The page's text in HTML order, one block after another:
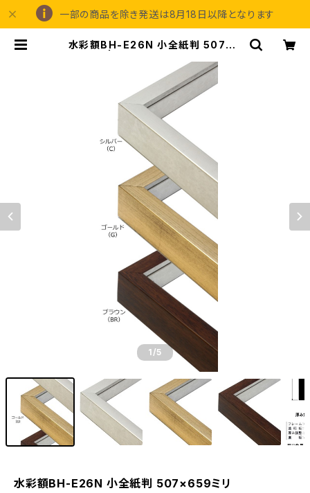
一部の商品を除き発送は8月18日以降となります
水彩額BH-E26N 小全紙判 507×6
ミングアイガ
1 /5
水彩額BH-E26N 小全紙判 507×659ミリ